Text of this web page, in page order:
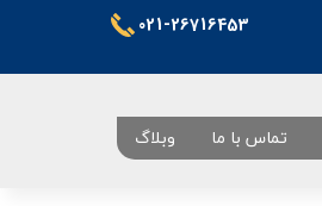
021-26716453
تماس با ما وبلاگ